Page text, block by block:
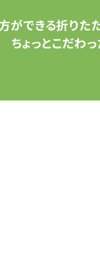
ができる折りた
ちょっとこだわ